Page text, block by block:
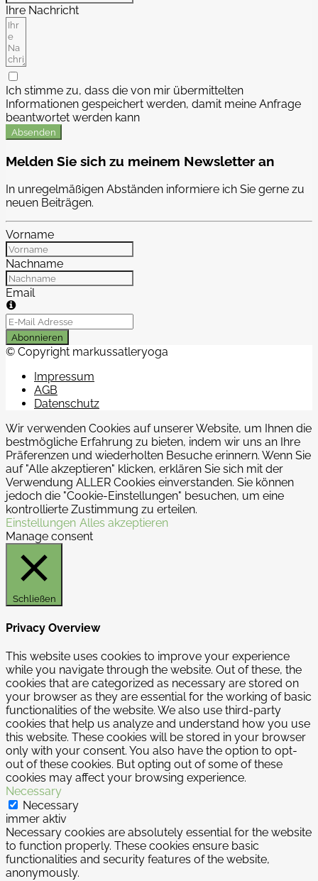
Ihre Nachricht
Ich stimme zu, dass die von mir übermittelten
Informationen gespeichert werden, damit meine Anfrage
beantwortet werden kann
Absenden
Melden Sie sich zu meinem Newsletter an
In unregelmäßigen Abständen informiere ich Sie gerne zu
neuen Beiträgen.
Vorname
Nachname
Email
Abonnieren
© Copyright markussatleryoga
Impressum
AGB
Datenschutz
Wir verwenden Cookies auf unserer Website, um Ihnen die
bestmögliche Erfahrung zu bieten, indem wir uns an Ihre
Präferenzen und wiederholten Besuche erinnern. Wenn Sie
auf "Alle akzeptieren" klicken, erklären Sie sich mit der
Verwendung ALLER Cookies einverstanden. Sie können
jedoch die "Cookie-Einstellungen" besuchen, um eine
kontrollierte Zustimmung zu erteilen.
Einstellungen Alles akzeptieren
Manage consent
Schließen
Privacy Overview
This website uses cookies to improve your experience
while you navigate through the website. Out of these, the
cookies that are categorized as necessary are stored on
your browser as they are essential for the working of basic
functionalities of the website. We also use third-party
cookies that help us analyze and understand how you use
this website. These cookies will be stored in your browser
only with your consent. You also have the option to opt-
out of these cookies. But opting out of some of these
cookies may affect your browsing experience.
Necessary
Necessary
immer aktiv
Necessary cookies are absolutely essential for the website
to function properly. These cookies ensure basic
functionalities and security features of the website,
anonymously.